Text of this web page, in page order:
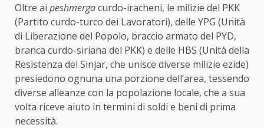
Oltre ai peshmergacurdo-iracheni, le milizie del PKK
(Partito curdo-turco dei Lavoratori), delle YPG (Unità
di Liberazione del Popolo, braccio armato del PYD,
branca curdo-siriana del PKK) e delle HBS (Unità della
Resistenza del Sinjar, che unisce diverse milizie ezide)
presiedono ognuna una porzione dell’area, tessendo
diverse alleanze con la popolazione locale, che a sua
volta riceve aiuto in termini di soldi e beni di prima
necessità.